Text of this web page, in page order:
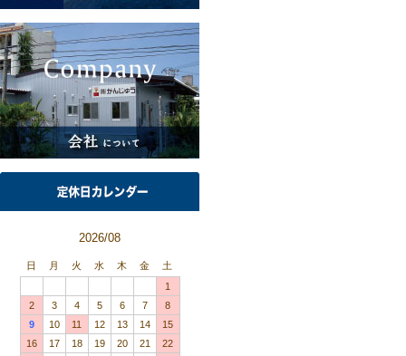
2026/08
日 月 火 水 木 金
土
1
2
3 4 5 6 7
8
9
10 11 12 13 14
15
16
17 18 19 20 21
22